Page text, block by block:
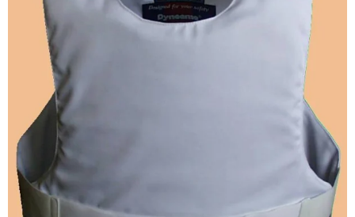
PRODUKTY